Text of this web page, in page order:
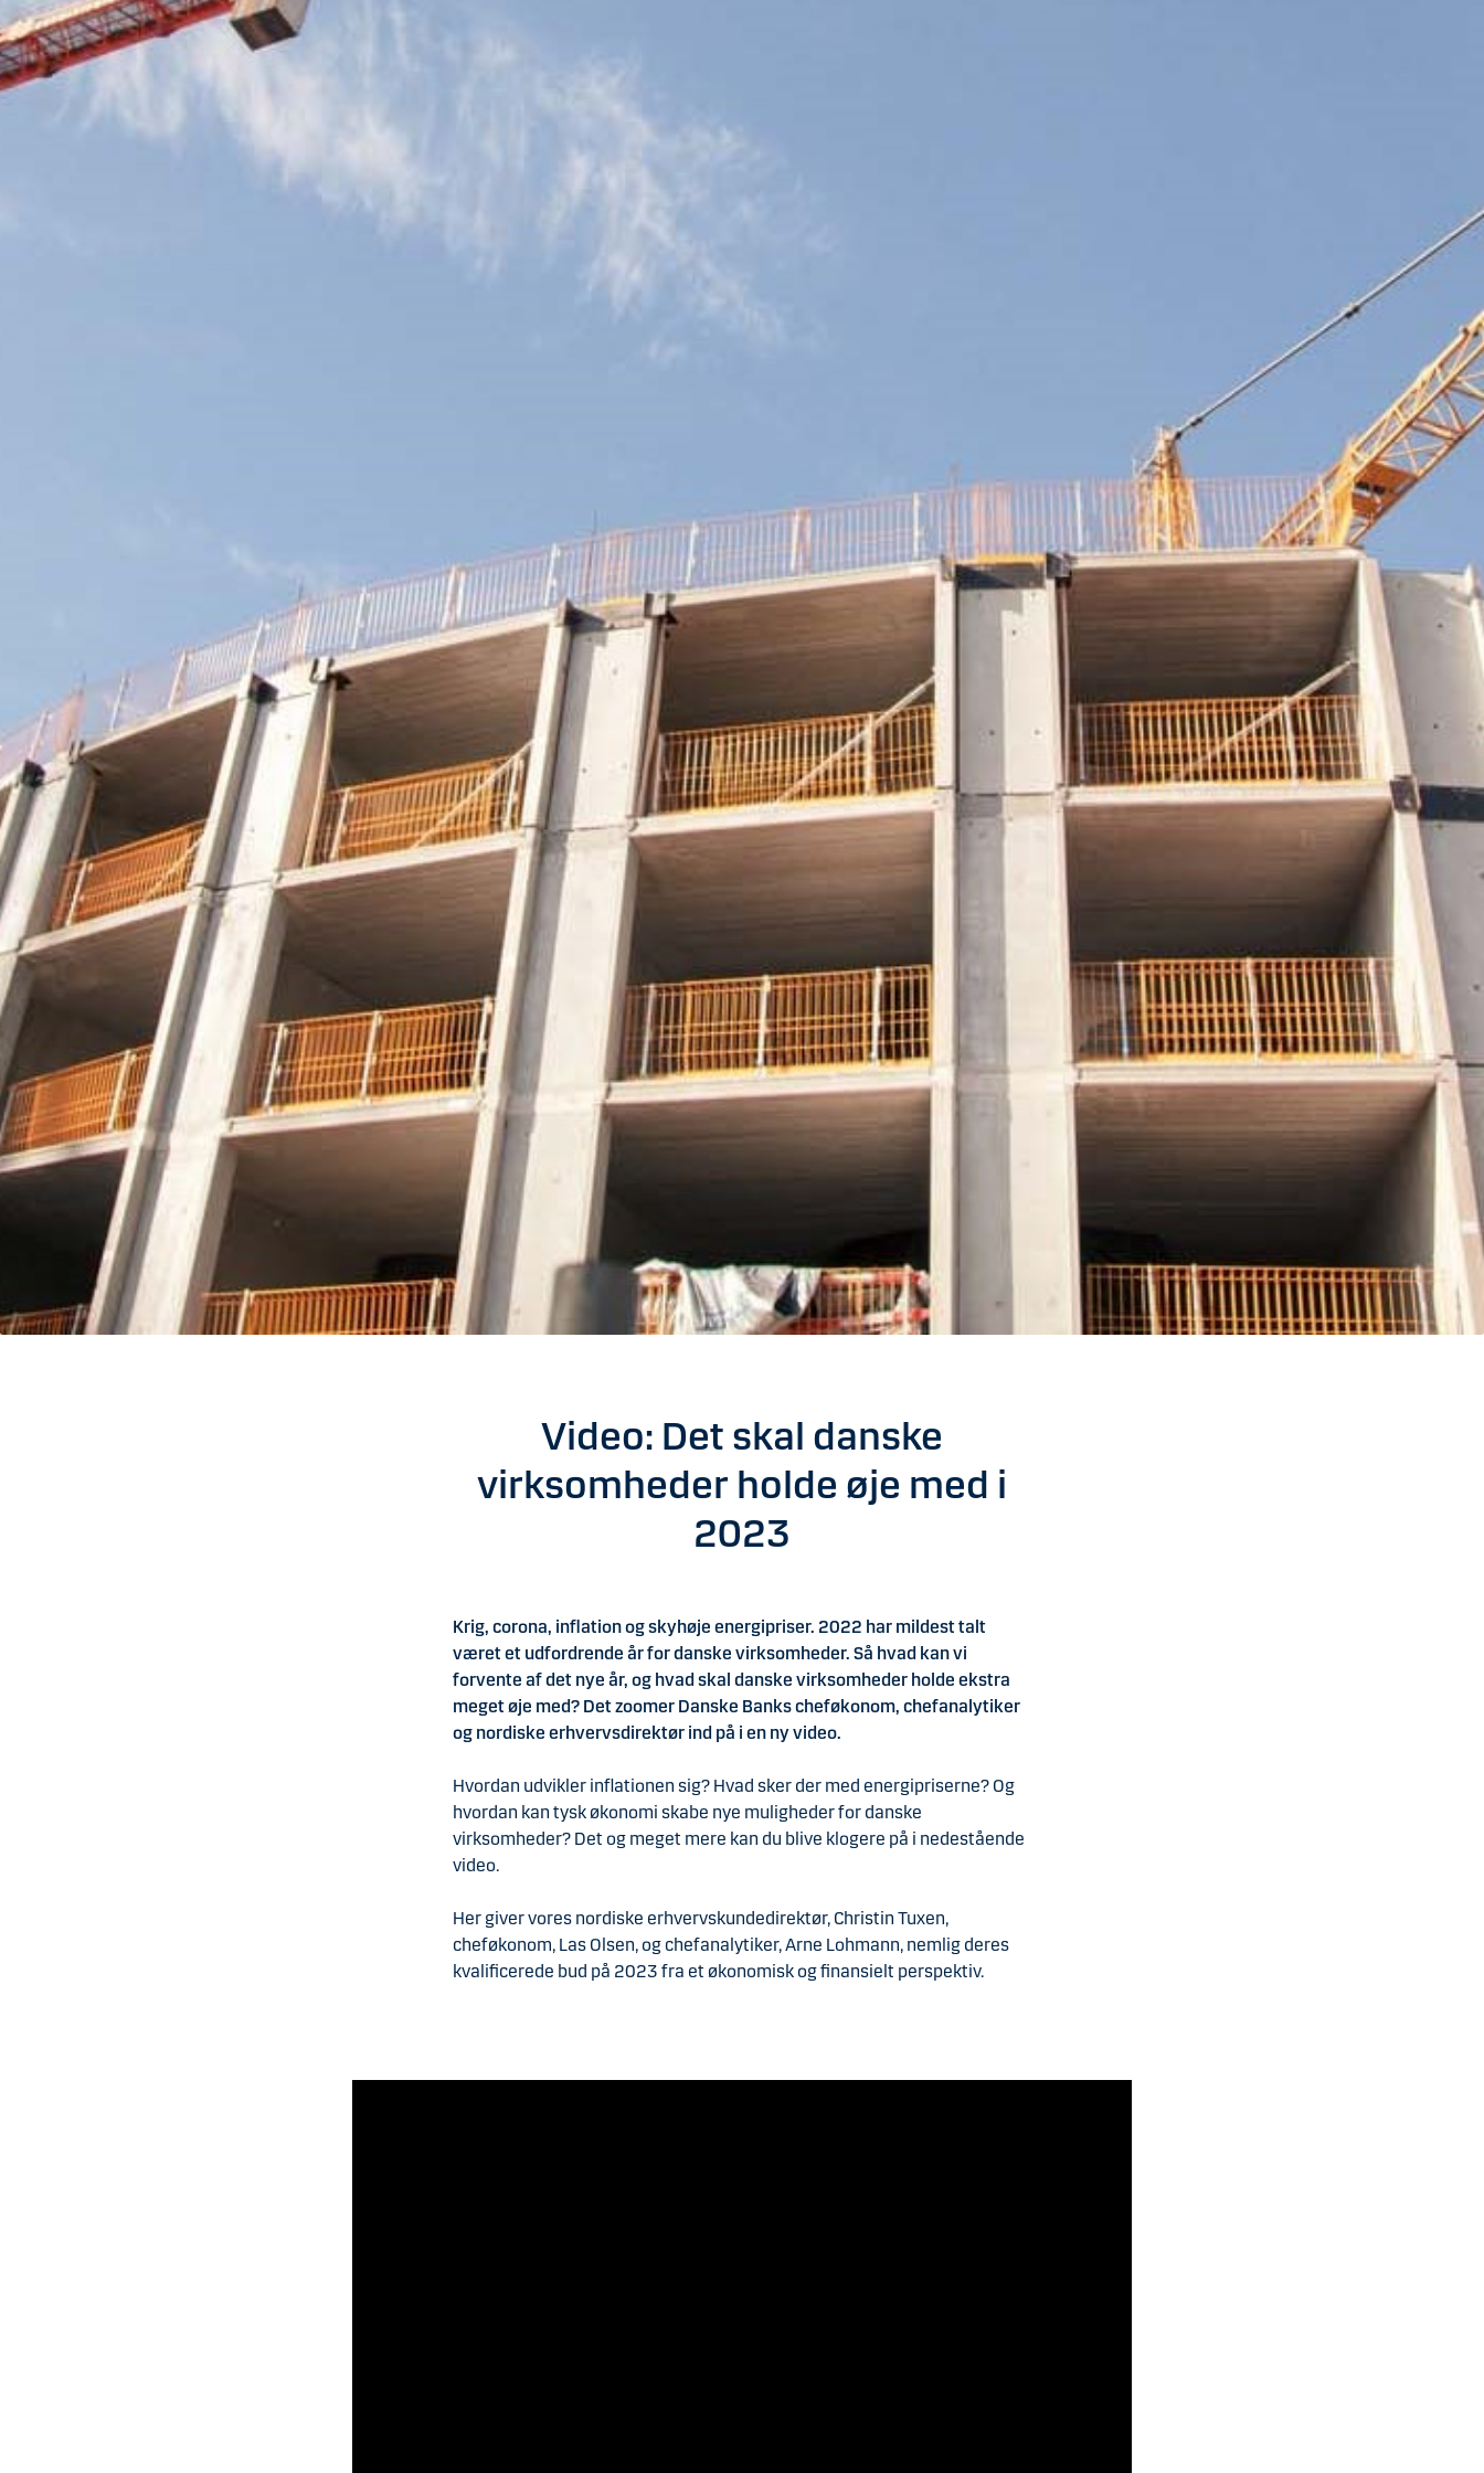
Video: Det skal danske
virksomheder holde øje med i
2023
Krig, corona, inflation og skyhøje energipriser. 2022 har mildest talt
været et udfordrende år for danske virksomheder. Så hvad kan vi
forvente af det nye år, og hvad skal danske virksomheder holde ekstra
meget øje med? Det zoomer Danske Banks cheføkonom, chefanalytiker
og nordiske erhvervsdirektør ind på i en ny video.
Hvordan udvikler inflationen sig? Hvad sker der med energipriserne? Og
hvordan kan tysk økonomi skabe nye muligheder for danske
virksomheder? Det og meget mere kan du blive klogere på i nedestående
video.
Her giver vores nordiske erhvervskundedirektør, Christin Tuxen,
cheføkonom, Las Olsen, og chefanalytiker, Arne Lohmann, nemlig deres
kvalificerede bud på 2023 fra et økonomisk og finansielt perspektiv.